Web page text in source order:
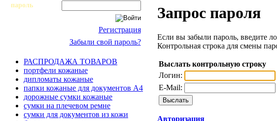
пароль
Регистрация
Забыли свой пароль?
РАСПРОДАЖА ТОВАРОВ
портфели кожаные
дипломаты кожаные
папки кожаные для документов А4
дорожные сумки кожаные
сумки на плечевом ремне
сумки для документов из кожи
Запрос пароля
Если вы забыли пароль, введите
Контрольная строка для смены
Выслать контрольную строку
Логин:
E-Mail:
Авторизация